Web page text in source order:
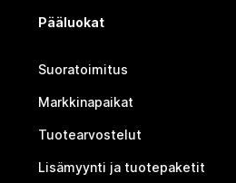
Pääluokat
Suoratoimitus
Markkinapaikat
Tuotearvostelut
Lisämyynti ja tuotepaketit